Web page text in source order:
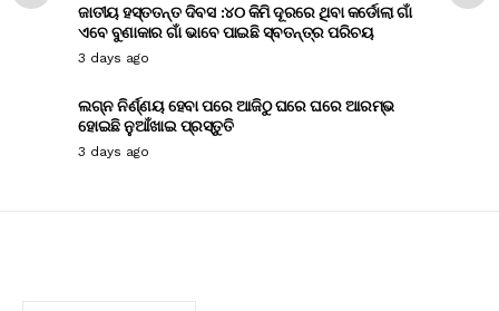
ଜାତୀୟ ହସ୍ତତନ୍ତ ଦିବସ :୪୦ କିମି ଦୂରରେ ଥିବା କର୍ଡୋଲା ଗାଁ
ଏବେ ବୁଣାକାର ଗାଁ ଭାବେ ପାଇଛି ସ୍ବତନ୍ତ୍ର ପରିଚୟ
3 days ago
ଲଗ୍ନ ନିର୍ଣ୍ଣୟ ହେବା ପରେ ଆଜିଠୁ ଘରେ ଘରେ ଆରମ୍ଭ
ହୋଇଛି ନୁଆଁଖାଇ ପ୍ରସ୍ତୁତି
3 days ago